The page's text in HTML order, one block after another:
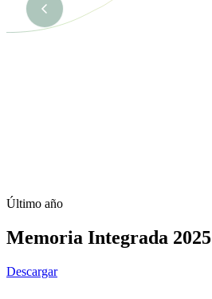
Último año
Memoria Integrada 2025
Descargar